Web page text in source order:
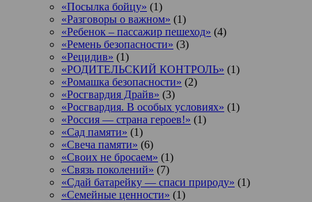
«Посылка бойцу» (1)
«Разговоры о важном» (1)
«Ребенок – пассажир пешеход» (4)
«Ремень безопасности» (3)
«Рецидив» (1)
«РОДИТЕЛЬСКИЙ КОНТРОЛЬ» (1)
«Ромашка безопасности» (2)
«Росгвардия Драйв» (3)
«Росгвардия. В особых условиях» (1)
«Россия — страна героев!» (1)
«Сад памяти» (1)
«Свеча памяти» (6)
«Своих не бросаем» (1)
«Связь поколений» (7)
«Сдай батарейку — спаси природу» (1)
«Семейные ценности» (1)